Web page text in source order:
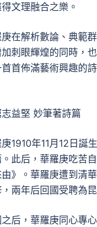
文理融合之樂。
在解析數論、典範
刺眼輝煌的同時，
首佈滿藝術興趣的
志益堅 妙筆著詩篇
1910年11月12日誕
此后，華羅庚吃苦
》。華羅庚遭到清
兩年后回國受聘為
之后，華羅庚同心專